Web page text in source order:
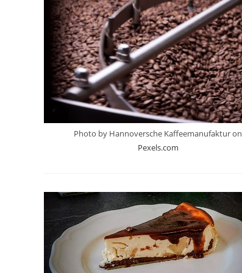
Photo by Hannoversche Kaffeemanufaktur on
Pexels.com